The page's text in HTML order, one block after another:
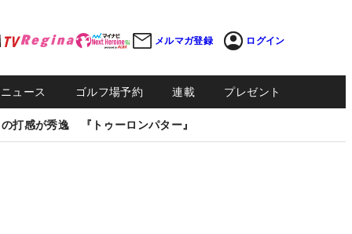
メルマガ登録 ログイン
ュース ゴルフ場予約 連載 プレゼント
打感が秀逸 『トゥーロンパター』